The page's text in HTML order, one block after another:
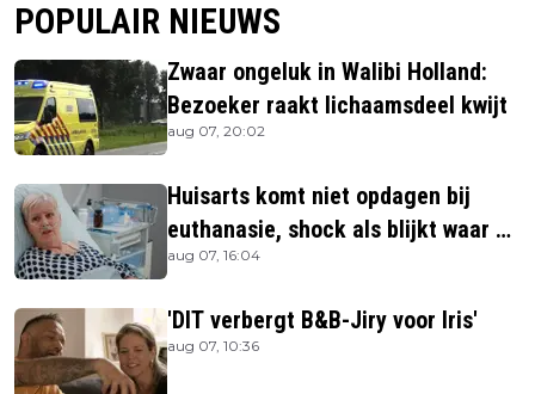
POPULAIR NIEUWS
Zwaar ongeluk in Walibi Holland:
Bezoeker raakt lichaamsdeel kwijt
aug 07, 20:02
Huisarts komt niet opdagen bij
euthanasie, shock als blijkt waar ze
is
aug 07, 16:04
'DIT verbergt B&B-Jiry voor Iris'
aug 07, 10:36